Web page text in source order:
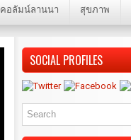
คอลัมน์ลานนา สุขภาพ
SOCIAL PROFILES